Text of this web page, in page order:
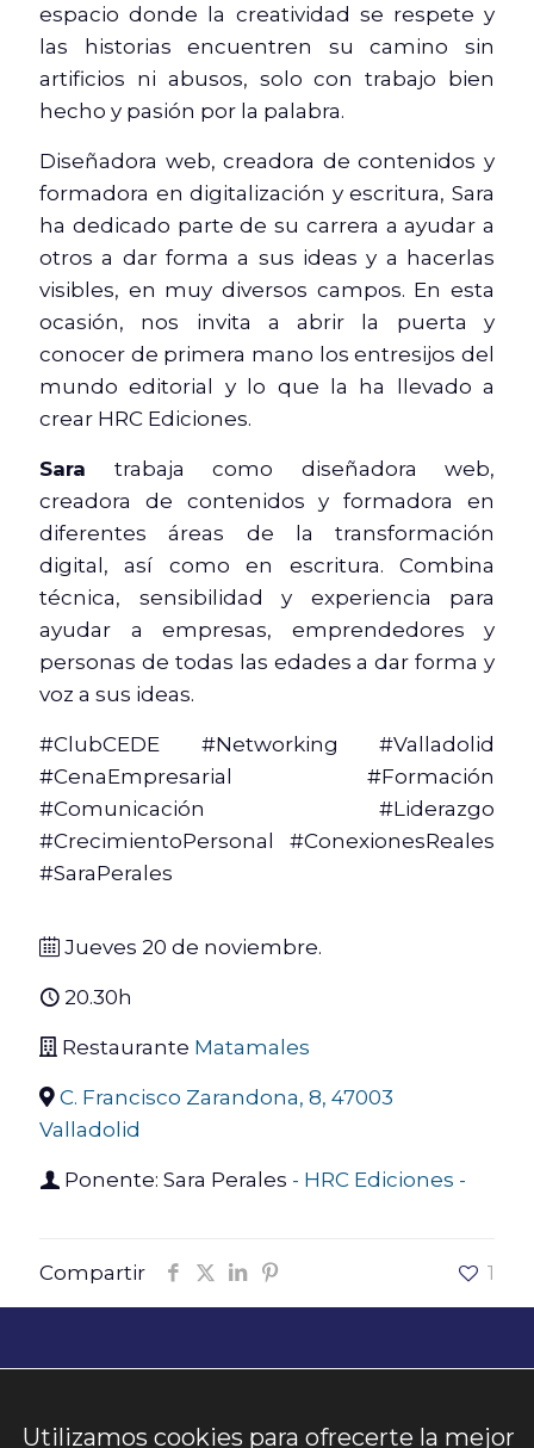
espacio donde la creatividad se respete y
las historias encuentren su camino sin
artificios ni abusos, solo con trabajo bien
hecho y pasión por la palabra.
Diseñadora web, creadora de contenidos y
formadora en digitalización y escritura, Sara
ha dedicado parte de su carrera a ayudar a
otros a dar forma a sus ideas y a hacerlas
visibles, en muy diversos campos. En esta
ocasión, nos invita a abrir la puerta y
conocer de primera mano los entresijos del
mundo editorial y lo que la ha llevado a
crear HRC Ediciones.
Sara trabaja como diseñadora web,
creadora de contenidos y formadora en
diferentes áreas de la transformación
digital, así como en escritura. Combina
técnica, sensibilidad y experiencia para
ayudar a empresas, emprendedores y
personas de todas las edades a dar forma y
voz a sus ideas.
#ClubCEDE #Networking #Valladolid
#CenaEmpresarial #Formación
#Comunicación #Liderazgo
#CrecimientoPersonal #ConexionesReales
#SaraPerales
Jueves 20 de noviembre.
20.30h
Restaurante Matamales
C. Francisco Zarandona, 8, 47003
Valladolid
Ponente: Sara Perales - HRC Ediciones -
Compartir 1
@2026. Club Cede. Club de Empresarios,
Utilizamos cookies para ofrecerte la mejor